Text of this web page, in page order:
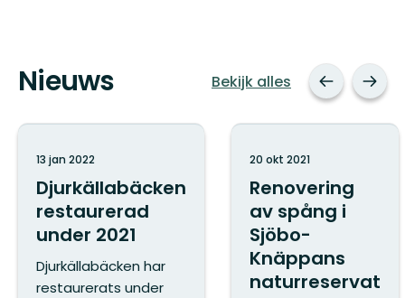
Nieuws Bekijk alles
Djurkällabäcken
restaurerad
under 2021
13 jan 2022
Djurkällabäcken har
restaurerats under
Renovering
av spång i
Sjöbo-
Knäppans
naturreservat
20 okt 2021